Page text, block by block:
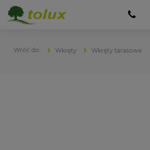
Wkręty Wkręty tarasowe